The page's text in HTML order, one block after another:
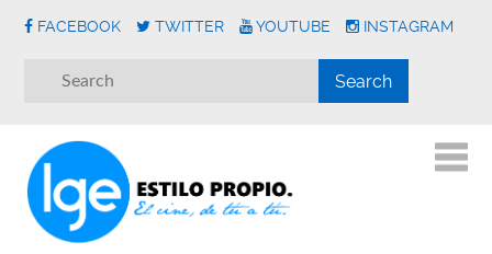
FACEBOOK TWITTER YOUTUBE INSTAGRAM